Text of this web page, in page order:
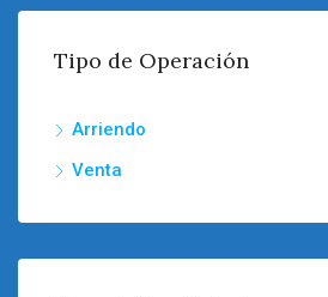
Tipo de Operación
Arriendo
Venta